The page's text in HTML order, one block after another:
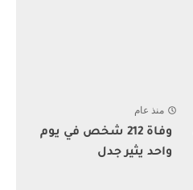
منذ عام
وفاة 212 شخص في يوم
واحد يثير جدل